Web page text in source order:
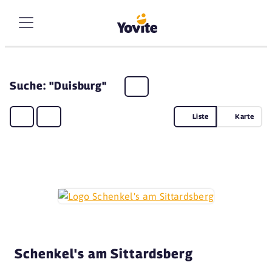
Suche: "Duisburg"
Liste Karte
Schenkel's am Sittardsberg